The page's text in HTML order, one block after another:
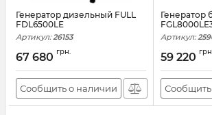
Генератор дизельный FULL
FDL6500LE
Артикул: 26153
67 680 грн.
Сообщить о наличии
Генератор
Артикул:
59 220